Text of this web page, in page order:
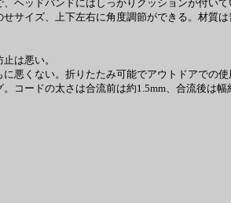
ヘッドバンドにはしっかりクッションが付い
サイズ、上下左右に角度調節ができる。材質
は悪い。
悪くない。折りたたみ可能でアウトドアでの
コードの太さは合流前は約1.5mm、合流後は